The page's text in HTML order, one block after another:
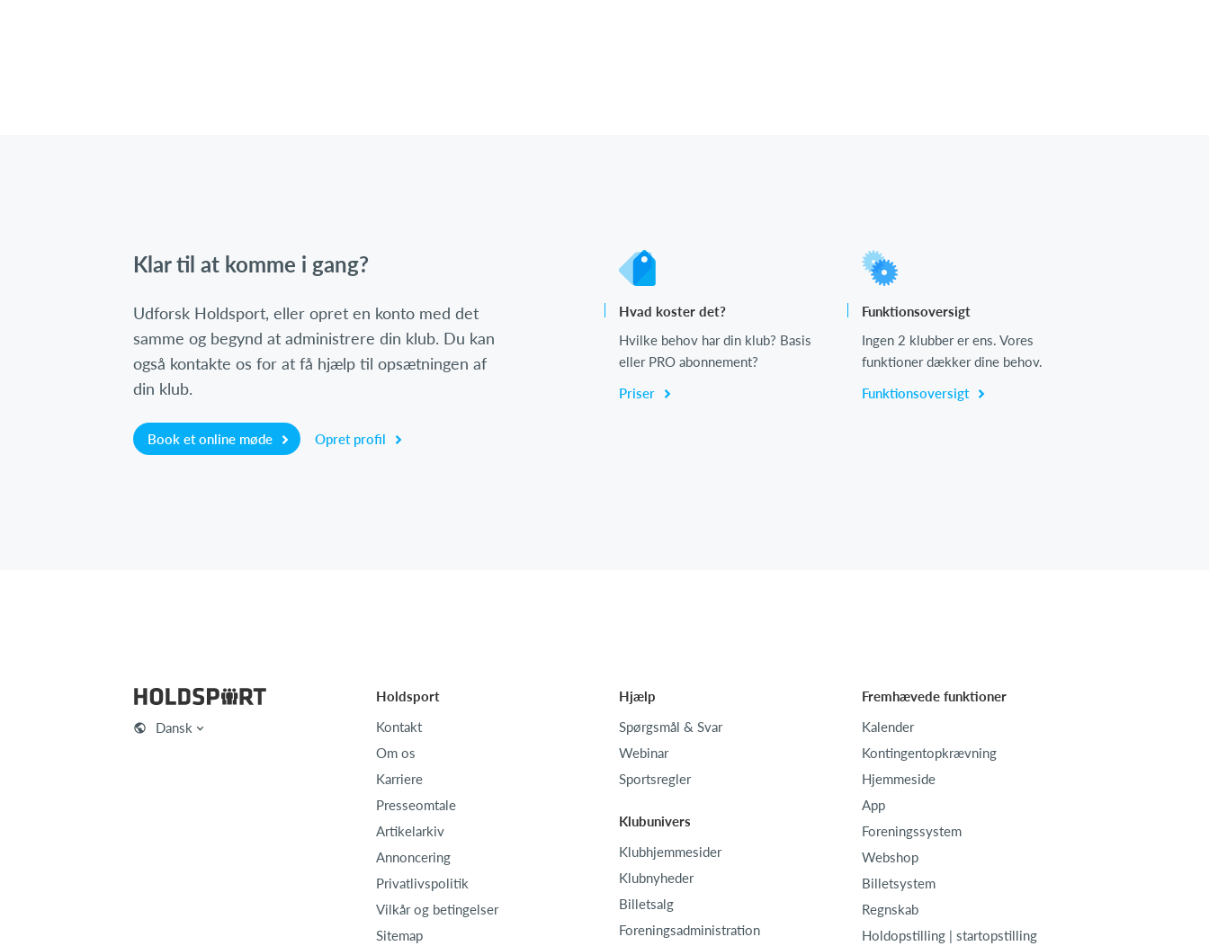
Klar til at komme i gang?
Udforsk Holdsport, eller opret en konto med det
samme og begynd at administrere din klub. Du kan
også kontakte os for at få hjælp til opsætningen af
din klub.
Book et online møde Opret profil
Hvad koster det?
Hvilke behov har din klub? Basis
eller PRO abonnement?
Priser
Funktionsoversigt
Ingen 2 klubber er ens. Vores
funktioner dækker dine behov.
Funktionsoversigt
Dansk
Holdsport
Kontakt
Om os
Karriere
Presseomtale
Artikelarkiv
Annoncering
Privatlivspolitik
Vilkår og betingelser
Sitemap
Hjælp
Spørgsmål & Svar
Webinar
Sportsregler
Klubunivers
Klubhjemmesider
Klubnyheder
Billetsalg
Foreningsadministration
Fremhævede funktioner
Kalender
Kontingentopkrævning
Hjemmeside
App
Foreningssystem
Webshop
Billetsystem
Regnskab
Holdopstilling | startopstilling